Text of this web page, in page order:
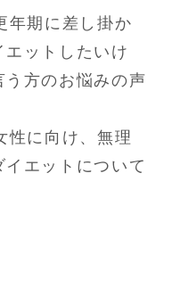
年期に差し掛か
エットしたいけ
う方のお悩みの声
性に向け、無理
エットについて